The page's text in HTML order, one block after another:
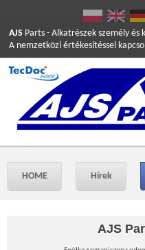
AJS Parts - Alkatrészek személy és
A nemzetközi értékesítéssel
HOME Hírek
AJS